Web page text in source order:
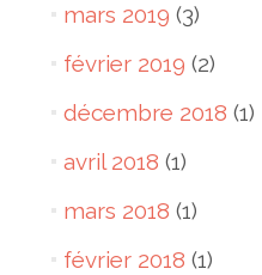
mars 2019 (3)
février 2019 (2)
décembre 2018 (1)
avril 2018 (1)
mars 2018 (1)
février 2018 (1)